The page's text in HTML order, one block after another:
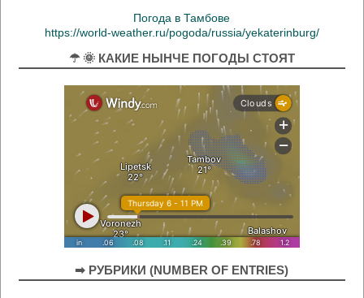
Погода в Тамбове
https://world-weather.ru/pogoda/russia/yekaterinburg/
☂ 🌞 КАКИЕ НЫНЧЕ ПОГОДЫ СТОЯТ
➡ РУБРИКИ (NUMBER OF ENTRIES)